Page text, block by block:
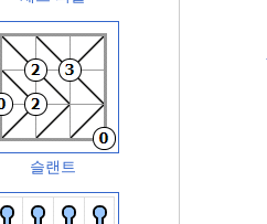
슬랜트